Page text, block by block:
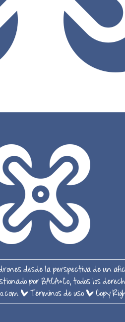
desde la perspectiva de un
por BACA&Co, todos los
|Términos de uso |Copy